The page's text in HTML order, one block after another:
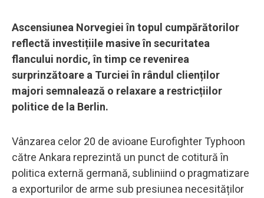
Ascensiunea Norvegiei în topul cumpărătorilor
reflectă investițiile masive în securitatea
flancului nordic, în timp ce revenirea
surprinzătoare a Turciei în rândul clienților
majori semnalează o relaxare a restricțiilor
politice de la Berlin.
Vânzarea celor 20 de avioane Eurofighter Typhoon
către Ankara reprezintă un punct de cotitură în
politica externă germană, subliniind o pragmatizare
a exporturilor de arme sub presiunea necesităților